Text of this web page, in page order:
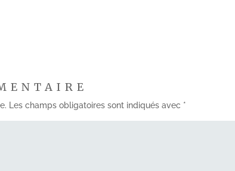
Les champs obligatoires sont indiqués avec *